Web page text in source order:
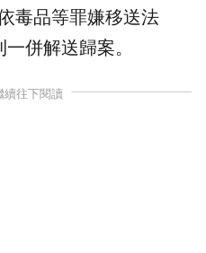
毒品等罪嫌移送法
併解送歸案。
續往下閱讀